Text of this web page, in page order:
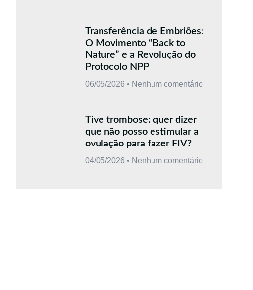
Transferência de Embriões:
O Movimento “Back to
Nature” e a Revolução do
Protocolo NPP
06/05/2026 Nenhum comentário
Tive trombose: quer dizer
que não posso estimular a
ovulação para fazer FIV?
04/05/2026 Nenhum comentário